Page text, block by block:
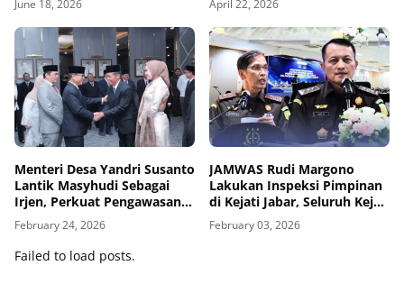
Narkotika
June 18, 2026 April 22, 2026
Menteri Desa Yandri Susanto
Lantik Masyhudi Sebagai
Irjen, Perkuat Pengawasan
Dana Desa dan Program
Prioritas
February 24, 2026
JAMWAS Rudi Margono
Lakukan Inspeksi Pimpinan
di Kejati Jabar, Seluruh Kejari
Ikut Daring
February 03, 2026
Failed to load posts.